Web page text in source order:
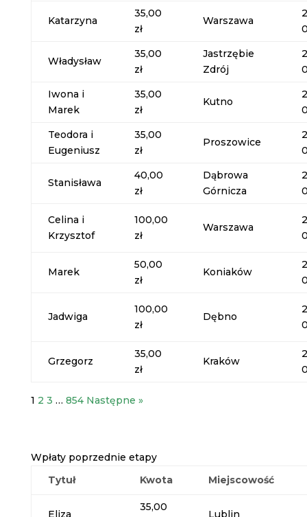
Katarzyna
35,00
zł
Warszawa
Władysław
35,00
zł
Jastrzębie
Zdrój
Iwona i
Marek
35,00
zł
Kutno
Teodora i
Eugeniusz
35,00
zł
Proszowice
Stanisława
40,00
zł
Dąbrowa
Górnicza
Celina i
Krzysztof
100,00
zł
Warszawa
Marek
50,00
zł
Koniaków
Jadwiga
100,00
zł
Dębno
Grzegorz
35,00
zł
Kraków
1 2 3 … 854 Następne »
Wpłaty poprzednie etapy
Tytuł
Kwota Miejscowość
Eliza
35,00
Lublin